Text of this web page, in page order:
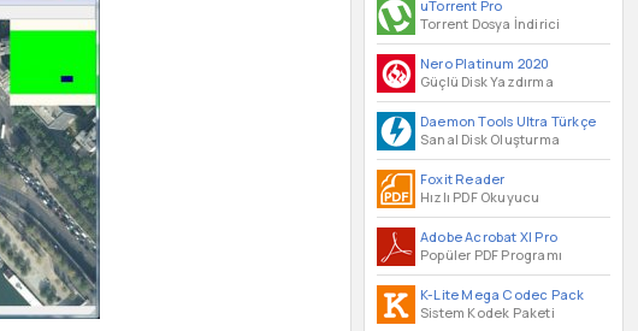
uTorrent Pro
Torrent Dosya İndirici
Nero Platinum 2020
Güçlü Disk Yazdırma
Daemon Tools Ultra Türkçe
Sanal Disk Oluşturma
Foxit Reader
Hızlı PDF Okuyucu
Adobe Acrobat XI Pro
Popüler PDF Programı
K-Lite Mega Codec Pack
Sistem Kodek Paketi